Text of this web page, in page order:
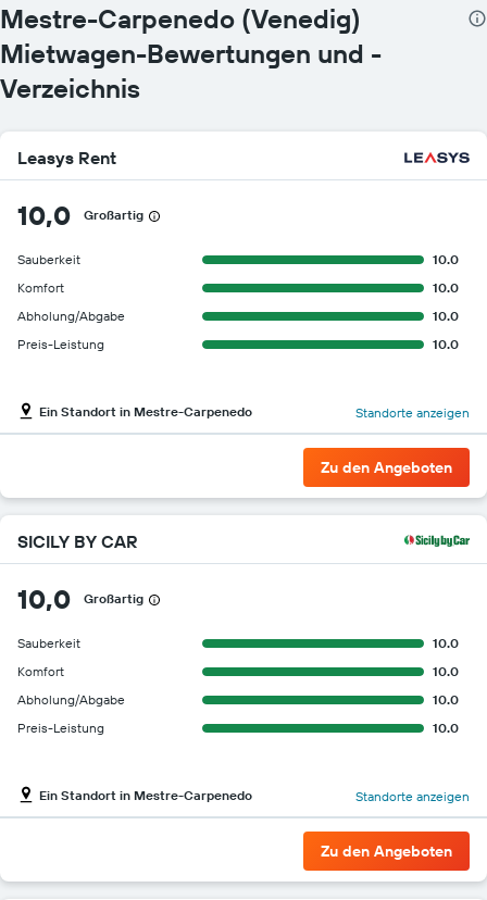
Mestre-Carpenedo (Venedig)
Mietwagen-Bewertungen und -
Verzeichnis
Leasys Rent
10,0 Großartig
Sauberkeit
10.0
Komfort
10.0
Abholung/Abgabe
10.0
Preis-Leistung
10.0
Ein Standort in Mestre-Carpenedo Standorte anzeigen
Zu den Angeboten
SICILY BY CAR
10,0 Großartig
Sauberkeit
10.0
Komfort
10.0
Abholung/Abgabe
10.0
Preis-Leistung
10.0
Ein Standort in Mestre-Carpenedo Standorte anzeigen
Zu den Angeboten